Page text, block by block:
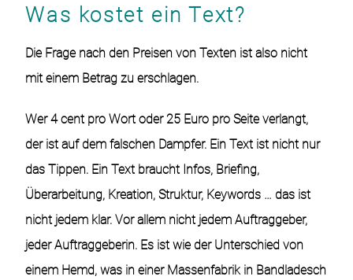
Was kostet ein Text?
Die Frage nach den Preisen von Texten ist also nicht
mit einem Betrag zu erschlagen.
Wer 4 cent pro Wort oder 25 Euro pro Seite verlangt,
der ist auf dem falschen Dampfer. Ein Text ist nicht nur
das Tippen. Ein Text braucht Infos, Briefing,
Überarbeitung, Kreation, Struktur, Keywords … das ist
nicht jedem klar. Vor allem nicht jedem Auftraggeber,
jeder Auftraggeberin. Es ist wie der Unterschied von
einem Hemd, was in einer Massenfabrik in Bandladesch